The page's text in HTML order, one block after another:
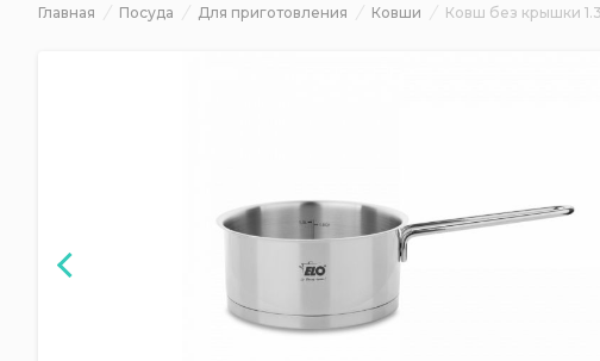
Главная Посуда Для приготовления Ковши Ковш без крышки